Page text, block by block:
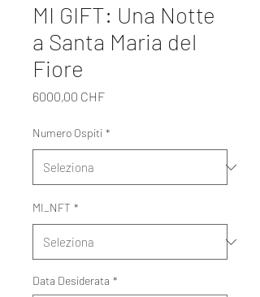
MI GIFT: Una Notte
a Santa Maria del
Fiore
6000,00 CHFPrezzo
Numero Ospiti *
MI_NFT *
Data Desiderata *